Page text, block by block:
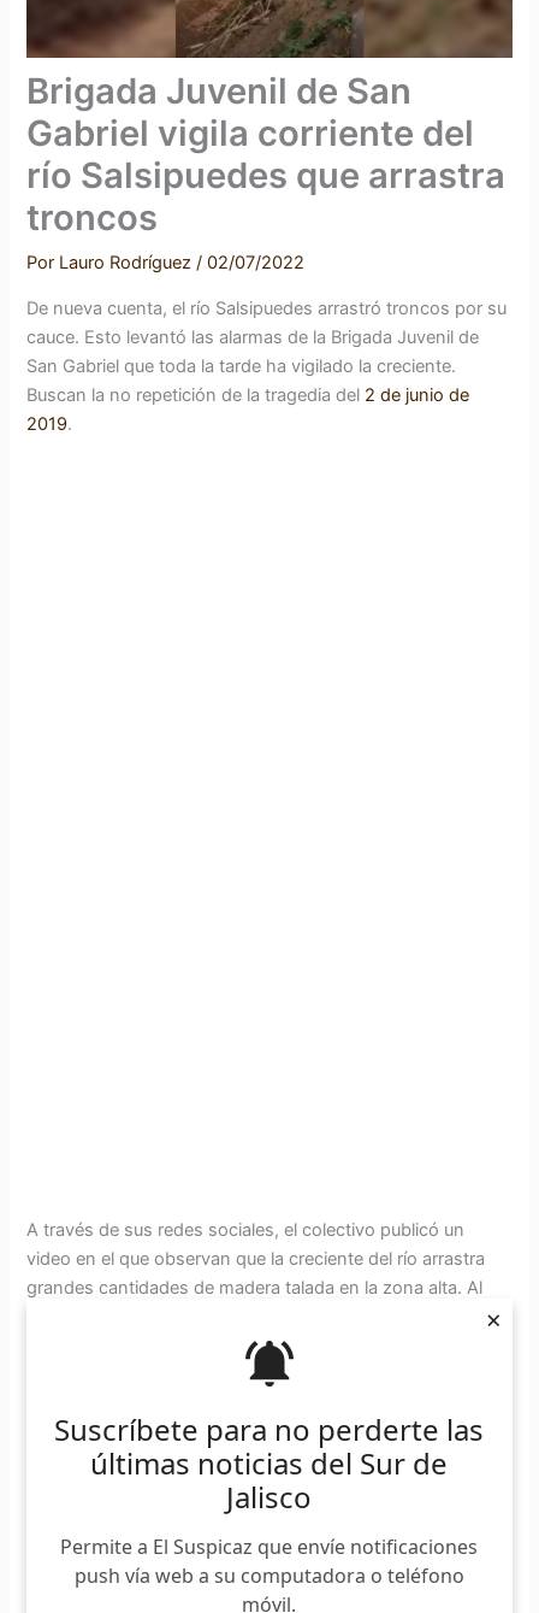
Suscríbete para no perderte las
últimas noticias del Sur de
Jalisco
Permite a El Suspicaz que envíe notificaciones
push vía web a su computadora o teléfono
móvil.
×
Brigada Juvenil de San
Gabriel vigila corriente del
río Salsipuedes que arrastra
troncos
Por Lauro Rodríguez/02/07/2022
De nueva cuenta, el río Salsipuedes arrastró troncos por su
cauce. Esto levantó las alarmas de la Brigada Juvenil de
San Gabriel que toda la tarde ha vigilado la creciente.
Buscan la no repetición de la tragedia del 2 de junio de
2019.
A través de sus redes sociales, el colectivo publicó un
video en el que observan que la creciente del río arrastra
grandes cantidades de madera talada en la zona alta. Al
cuando ya notaron esta situación en el cauce.
Email*